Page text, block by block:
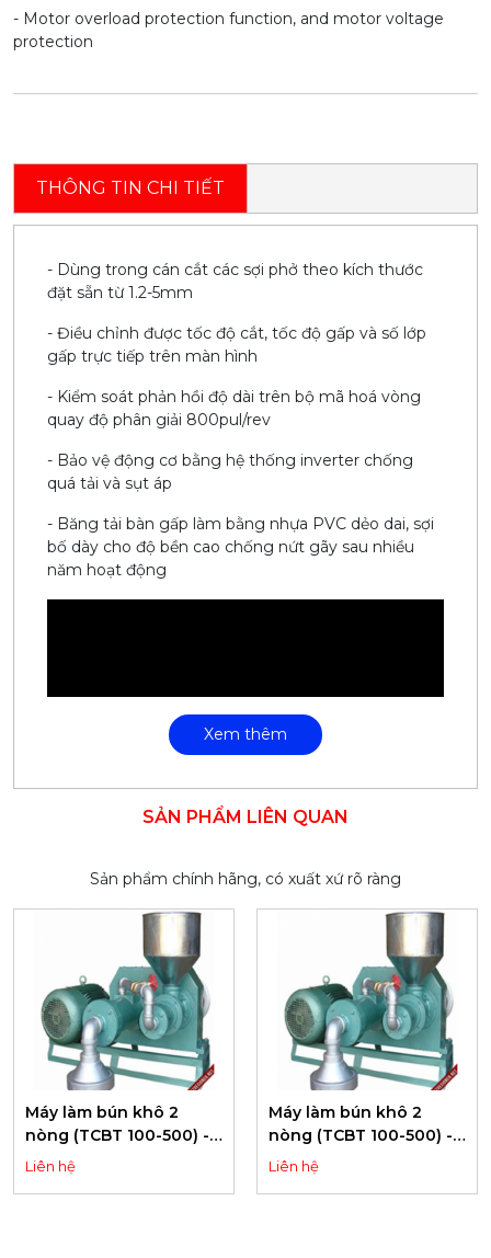
- Motor overload protection function, and motor voltage
protection
THÔNG TIN CHI TIẾT
- Dùng trong cán cắt các sợi phở theo kích thước
đặt sẵn từ 1.2-5mm
- Điều chỉnh được tốc độ cắt, tốc độ gấp và số lớp
gấp trực tiếp trên màn hình
- Kiểm soát phản hồi độ dài trên bộ mã hoá vòng
quay độ phân giải 800pul/rev
- Bảo vệ động cơ bằng hệ thống inverter chống
quá tải và sụt áp
- Băng tải bàn gấp làm bằng nhựa PVC dẻo dai, sợi
bố dày cho độ bền cao chống nứt gãy sau nhiều
năm hoạt động
Xem thêm
SẢN PHẨM LIÊN QUAN
Sản phẩm chính hãng, có xuất xứ rõ ràng
Máy làm bún khô 2
nòng (TCBT 100-500) -
2 barrel dry noodle
making machine
Liên hệ
Máy làm bún khô 2
nòng (TCBT 100-500) -
2 barrel dry noodle
making machine
Liên hệ